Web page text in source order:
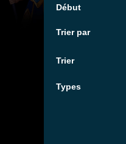
Début
Trier par
Trier
Types